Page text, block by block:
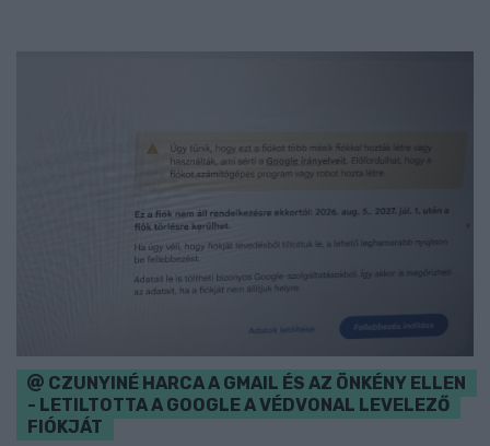
CZUNYINÉ HARCA A GMAIL ÉS AZ ÖNKÉNY ELLEN
- LETILTOTTA A GOOGLE A VÉDVONAL LEVELEZŐ
FIÓKJÁT